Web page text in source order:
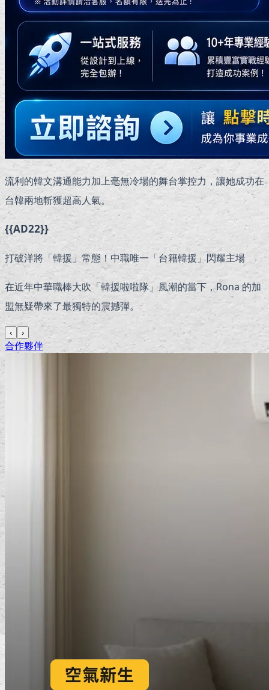
流利的韓文溝通能力加上毫無冷場的舞台掌控力，讓她成功在
台韓兩地斬獲超高人氣。
{{AD22}}
打破洋將「韓援」常態！中職唯一「台籍韓援」閃耀主場
在近年中華職棒大吹「韓援啦啦隊」風潮的當下，Rona 的加
盟無疑帶來了最獨特的震撼彈。
‹ ›
合作夥伴